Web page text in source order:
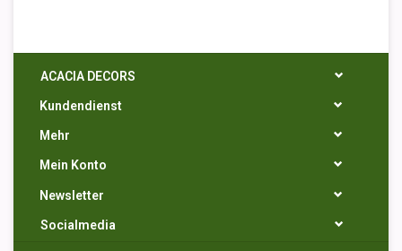
ACACIA DECORS
Kundendienst
Mehr
Mein Konto
Newsletter
Socialmedia